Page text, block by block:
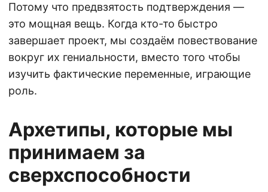
Потому что предвзятость подтверждения —
это мощная вещь. Когда кто-то быстро
завершает проект, мы создаём повествование
вокруг их гениальности, вместо того чтобы
изучить фактические переменные, играющие
роль.
Архетипы, которые мы
принимаем за
сверхспособности